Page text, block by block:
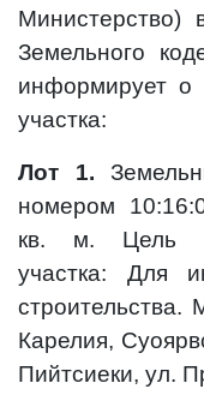
Министерство)
Земельного
информирует о
участка:
Лот 1.
номером
кв. м. Цель
участка: Для
строительства.
Карелия,
Пийтсиеки, ул.